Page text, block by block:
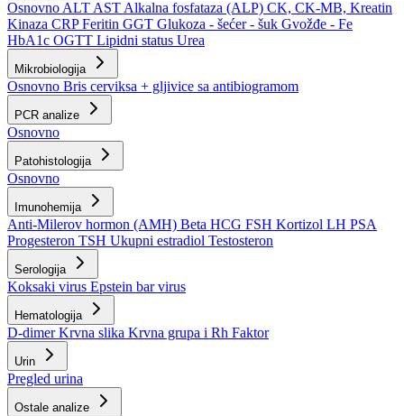
Osnovno ALT AST Alkalna fosfataza (ALP) CK, CK-MB, Kreatin
Kinaza CRPFeritin GGT Glukoza - šećer - šuk Gvožđe - Fe
HbA1c OGTT Lipidni status Urea
Mikrobiologija
Osnovno Bris cerviksa + gljivice sa antibiogramom
PCR analize
Osnovno
Patohistologija
Osnovno
Imunohemija
Anti-Milerov hormon (AMH) Beta HCG FSH Kortizol LH PSA
Progesteron TSH Ukupni estradiol Testosteron
Serologija
Koksaki virus Epstein bar virus
Hematologija
D-dimerKrvna slika Krvna grupa i Rh Faktor
Urin
Pregled urina
Ostale analize